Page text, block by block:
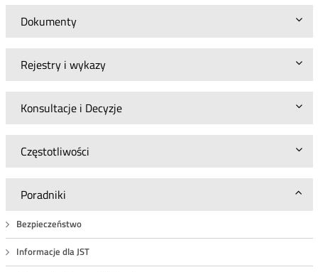
Dokumenty
Rejestry i wykazy
Konsultacje i Decyzje
Częstotliwości
Poradniki
Bezpieczeństwo
Informacje dla JST